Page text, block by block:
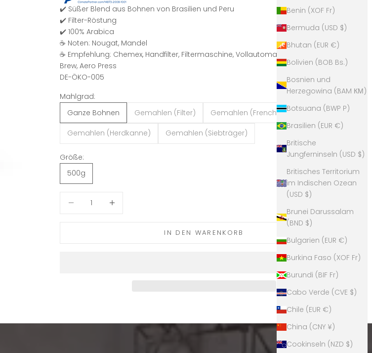
Benin (XOF Fr)
Bermuda (USD $)
Bhutan (EUR €)
Bolivien (BOB Bs.)
Bosnien und
Herzegowina (BAM КМ)
Botsuana (BWP P)
Brasilien (EUR €)
Britische
Jungferninseln (USD $)
Britisches Territorium
im Indischen Ozean
(USD $)
Brunei Darussalam
(BND $)
Bulgarien (EUR €)
Burkina Faso (XOF Fr)
Burundi (BIF Fr)
Cabo Verde (CVE $)
Chile (EUR €)
China (CNY ¥)
Cookinseln (NZD $)
✔️ Süßer Blend aus Bohnen von Brasilien und Peru
✔️ Filter-Röstung
✔️ 100% Arabica
☕ Noten: Nougat, Mandel
☕ Empfehlung: Chemex, Handfilter, Filtermaschine, Vollautomat, French Press, Cold
Brew, Aero Press
DE-ÖKO-005
Mahlgrad:
Ganze Bohnen
Gemahlen (Filter) Gemahlen (French-Press)
Gemahlen (Herdkanne) Gemahlen (Siebträger)
Größe:
500g
IN DEN WARENKORB